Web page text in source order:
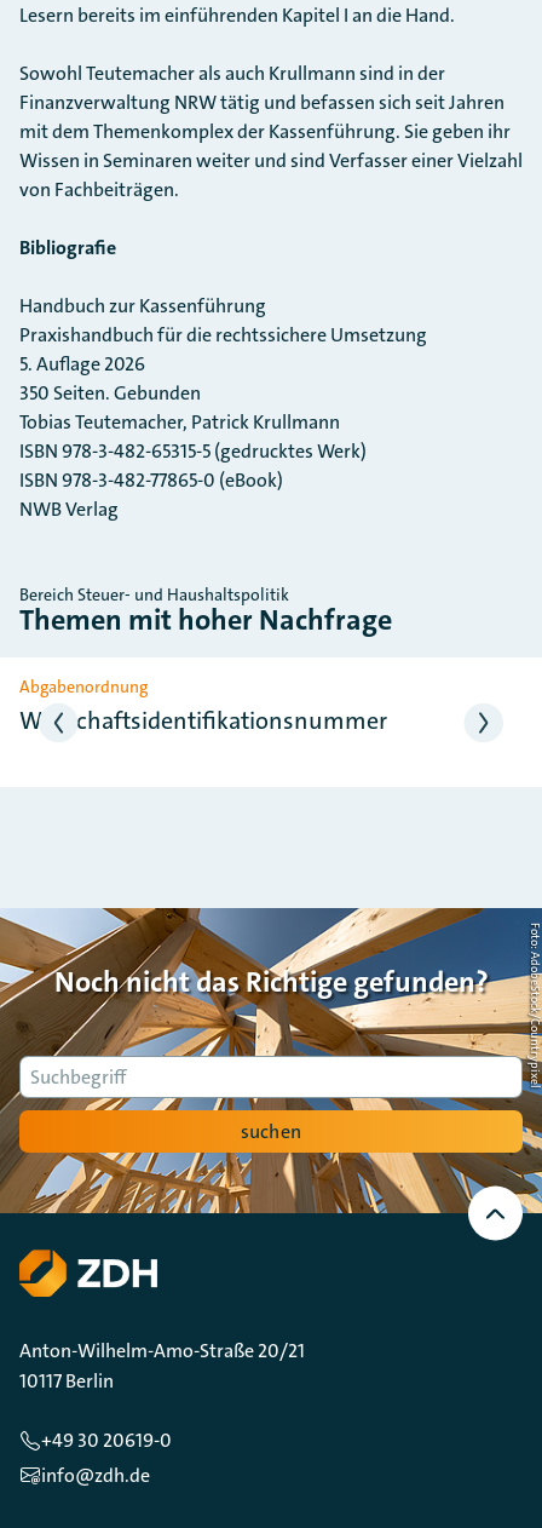
Lesern bereits im einführenden Kapitel I an die Hand.
Sowohl Teutemacher als auch Krullmann sind in der
Finanzverwaltung NRW tätig und befassen sich seit Jahren
mit dem Themenkomplex der Kassenführung. Sie geben ihr
Wissen in Seminaren weiter und sind Verfasser einer Vielzahl
von Fachbeiträgen.
Bibliografie
Handbuch zur Kassenführung
Praxishandbuch für die rechtssichere Umsetzung
5. Auflage 2026
350 Seiten. Gebunden
Tobias Teutemacher, Patrick Krullmann
ISBN 978-3-482-65315-5 (gedrucktes Werk)
ISBN 978-3-482-77865-0 (eBook)
NWB Verlag
Bereich Steuer- und Haushaltspolitik
Themen mit hoher Nachfrage
Slider überspringen
Abgabenordnung
Wirtschaftsidentifikationsnummer
Noch nicht das Richtige gefunden?
Suche
suchen
Foto: AdobeStock/Countrypixel
Nach
oben
Scrollen
Anton-Wilhelm-Amo-Straße 20/21
10117 Berlin
+49 30 20619-0
info@zdh.de